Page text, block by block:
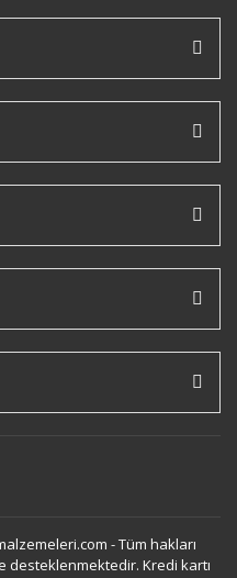
- Tüm hakları
desteklenmektedir. Kredi kartı